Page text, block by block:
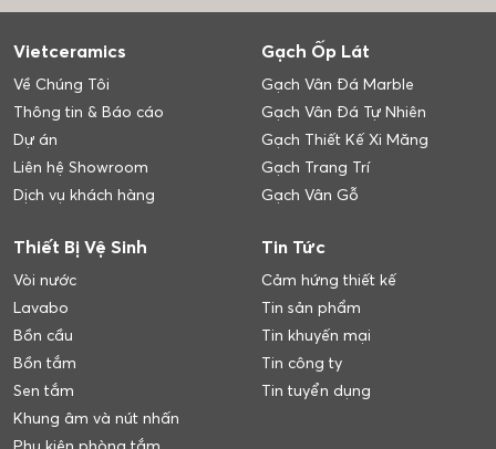
Vietceramics
Về Chúng Tôi
Thông tin & Báo cáo
Dự án
Liên hệ Showroom
Dịch vụ khách hàng
Gạch Ốp Lát
Gạch Vân Đá Marble
Gạch Vân Đá Tự Nhiên
Gạch Thiết Kế Xi Măng
Gạch Trang Trí
Gạch Vân Gỗ
Thiết Bị Vệ Sinh
Vòi nước
Lavabo
Bồn cầu
Bồn tắm
Sen tắm
Khung âm và nút nhấn
Tin Tức
Cảm hứng thiết kế
Tin sản phẩm
Tin khuyến mại
Tin công ty
Tin tuyển dụng